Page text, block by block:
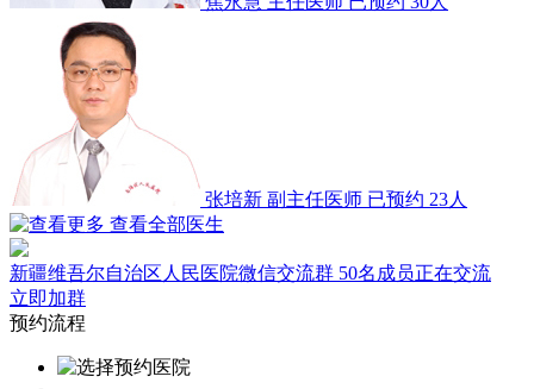
张培新 副主任医师 已预约 23人
查看全部医生
新疆维吾尔自治区人民医院微信交流群 50名成员正在交流
立即加群
预约流程